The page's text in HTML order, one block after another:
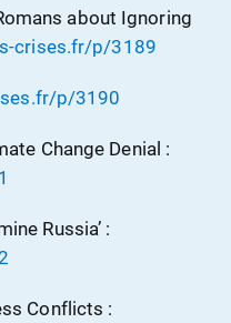
about Ignoring
crises.fr/p/3189
p/3190
Change Denial :
Russia’ :
Conflicts :